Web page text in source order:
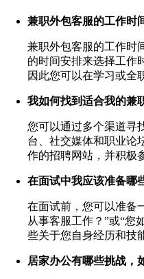
兼职外包客服的工作时
兼职外包客服的工作时
的时间安排来选择工作
因此您可以在学习或全
我如何找到适合我的兼
您可以通过多个渠道寻
台、社交媒体和职业论
作的招聘网站，并积极
在面试中我应该准备哪
在面试前，您可以准备
从事客服工作？”或“您
些关于您自身经历和技
居家办公有哪些挑战，